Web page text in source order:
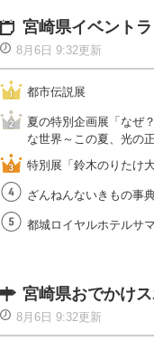
宮崎県イベント
8月6日 9:32更新
都市伝説展
夏の特別企画展「なぜ
な世界～この夏、光の
特別展「鈴木のりたけ
ざんねんないきもの事
都城ロイヤルホテルサ
宮崎県おでかけ
8月6日 9:32更新